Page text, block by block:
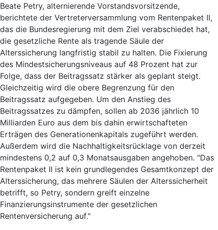
Beate Petry, alternierende Vorstandsvorsitzende,
berichtete der Vertreterversammlung vom Rentenpaket II,
das die Bundesregierung mit dem Ziel verabschiedet hat,
die gesetzliche Rente als tragende Säule der
Alterssicherung langfristig stabil zu halten. Die Fixierung
des Mindestsicherungsniveaus auf 48 Prozent hat zur
Folge, dass der Beitragssatz stärker als geplant steigt.
Gleichzeitig wird die obere Begrenzung für den
Beitragssatz aufgegeben. Um den Anstieg des
Beitragssatzes zu dämpfen, sollen ab 2036 jährlich 10
Milliarden Euro aus dem bis dahin erwirtschafteten
Erträgen des Generationenkapitals zugeführt werden.
Außerdem wird die Nachhaltigkeitsrücklage von derzeit
mindestens 0,2 auf 0,3 Monatsausgaben angehoben. "Das
Rentenpaket II ist kein grundlegendes Gesamtkonzept der
Alterssicherung, das mehrere Säulen der Alterssicherheit
betrifft, so Petry, sondern greift einzelne
Finanzierungsinstrumente der gesetzlichen
Rentenversicherung auf."